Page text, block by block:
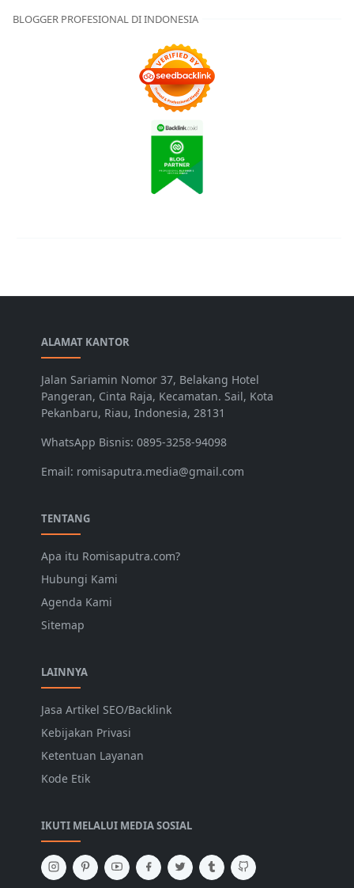
BLOGGER PROFESIONAL DI INDONESIA
ALAMAT KANTOR
Jalan Sariamin Nomor 37, Belakang Hotel
Pangeran, Cinta Raja, Kecamatan. Sail, Kota
Pekanbaru, Riau, Indonesia, 28131
WhatsApp Bisnis: 0895-3258-94098
Email: romisaputra.media@gmail.com
TENTANG
Apa itu Romisaputra.com?
Hubungi Kami
Agenda Kami
Sitemap
LAINNYA
Jasa Artikel SEO/Backlink
Kebijakan Privasi
Ketentuan Layanan
Kode Etik
IKUTI MELALUI MEDIA SOSIAL